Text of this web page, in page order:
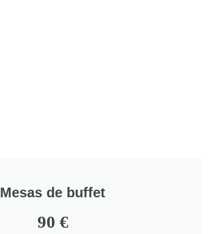
Mesas de buffet
90 €